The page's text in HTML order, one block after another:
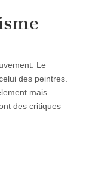
Le
des peintres.
mais
des critiques